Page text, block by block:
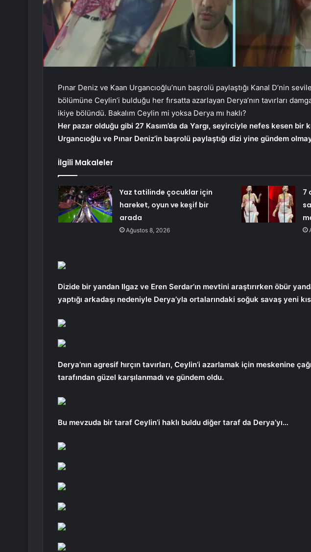
Pınar Deniz ve Kaan Urgancıoğlu’nun başrolü paylaştığı Kanal D’nin
bölümüne Ceylin’i bulduğu her fırsatta azarlayan Derya’nın tavırları
ikiye bölündü. Bakalım Ceylin mi yoksa Derya mı haklı?
Her pazar olduğu gibi 27 Kasım’da da Yargı, seyirciyle nefes kesen bir
Urgancıoğlu ve Pınar Deniz’in başrolü paylaştığı dizi yine gündem
İlgili Makaleler
Yaz tatilinde çocuklar için
hareket, oyun ve keşif bir
arada
Ağustos 8, 2026
7
Dizide bir yandan Ilgaz ve Eren Serdar’ın mevtini araştırırken öbür
yaptığı arkadaşı nedeniyle Derya’yla ortalarındaki soğuk savaş yeni
Derya’nın agresif hırçın tavırları, Ceylin’i azarlamak için meskenine
tarafından güzel karşılanmadı ve gündem oldu.
Bu mevzuda bir taraf Ceylin’i haklı buldu diğer taraf da Derya’yı…